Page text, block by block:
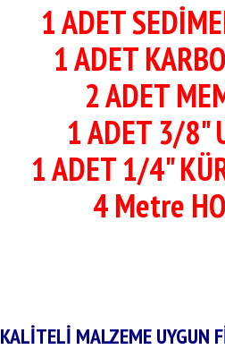
1 ADET
1 ADET
2 ADET
1 ADET 3/8"
1 ADET 1/4"
4 Metre
KALİTELİ MALZEME UYGUN